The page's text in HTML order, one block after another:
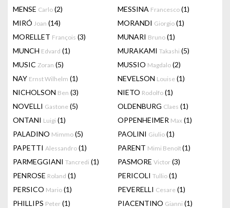
MENSE Carlo (2) MESSINA Francesco (1)
MIRÓ Joan (14) MORANDI Giorgio (1)
MORELLET François (3) MUNARI Bruno (1)
MUNCH Edvard (1) MURAKAMI Takashi (5)
MUSIC Zoran (5) MUSSIO Magdalo (2)
NAY Ernst Wilhelm (1) NEVELSON Louise (1)
NICHOLSON Ben (3) NIETO Rodolfo (1)
NOVELLI Gastone (5) OLDENBURG Claes (1)
ONTANI Luigi (1) OPPENHEIMER Max (1)
PALADINO Mimmo (5) PAOLINI Giulio (1)
PAPETTI Alessandro (1) PARENT Mimi Benoît(1)
PARMEGGIANI Tancredi (1) PASMORE Victor (3)
PENROSE Roland (1) PERICOLI Tullio (1)
PERSICO Mario (1) PEVERELLI Cesare (1)
PHILLIPS Peter (1) PIACENTINO Gianni (1)